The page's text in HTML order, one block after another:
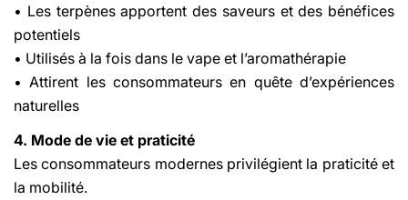
• Les terpènes apportent des saveurs et des bénéfices
potentiels
• Utilisés à la fois dans le vape et l’aromathérapie
• Attirent les consommateurs en quête d’expériences
naturelles
4. Mode de vie et praticité
Les consommateurs modernes privilégient la praticité et
la mobilité.